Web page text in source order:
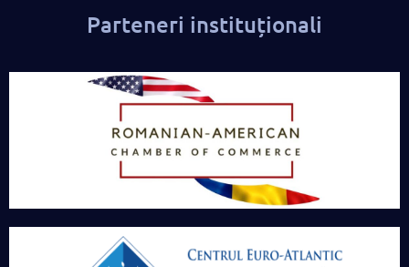
Parteneri instituționali